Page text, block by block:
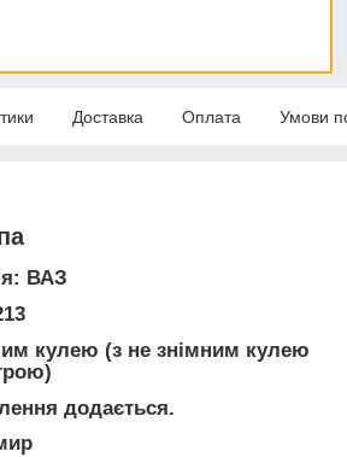
Доставка Оплата Умови
ВАЗ
кулею (з не знімним кулею
додається.